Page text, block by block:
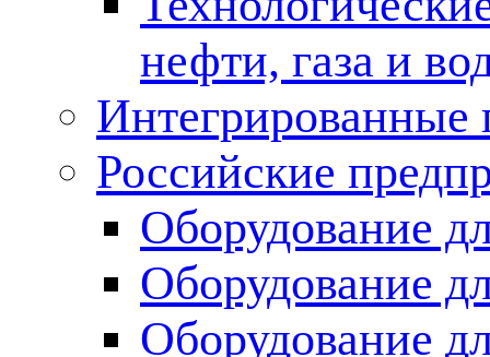
нефти, газа и
Российские
Оборудование
Оборудование
Оборудование